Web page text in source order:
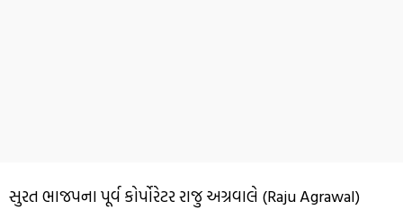
સુરત ભાજપના પૂર્વ કોર્પોરેટર રાજુ અગ્રવાલે (Raju Agrawal)